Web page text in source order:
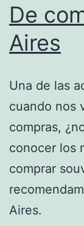
De
Aires
Una de las
cuando nos
compras,
conocer los
comprar
Aires.